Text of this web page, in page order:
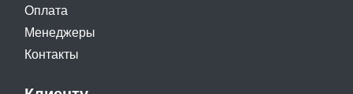
Оплата
Менеджеры
Контакты